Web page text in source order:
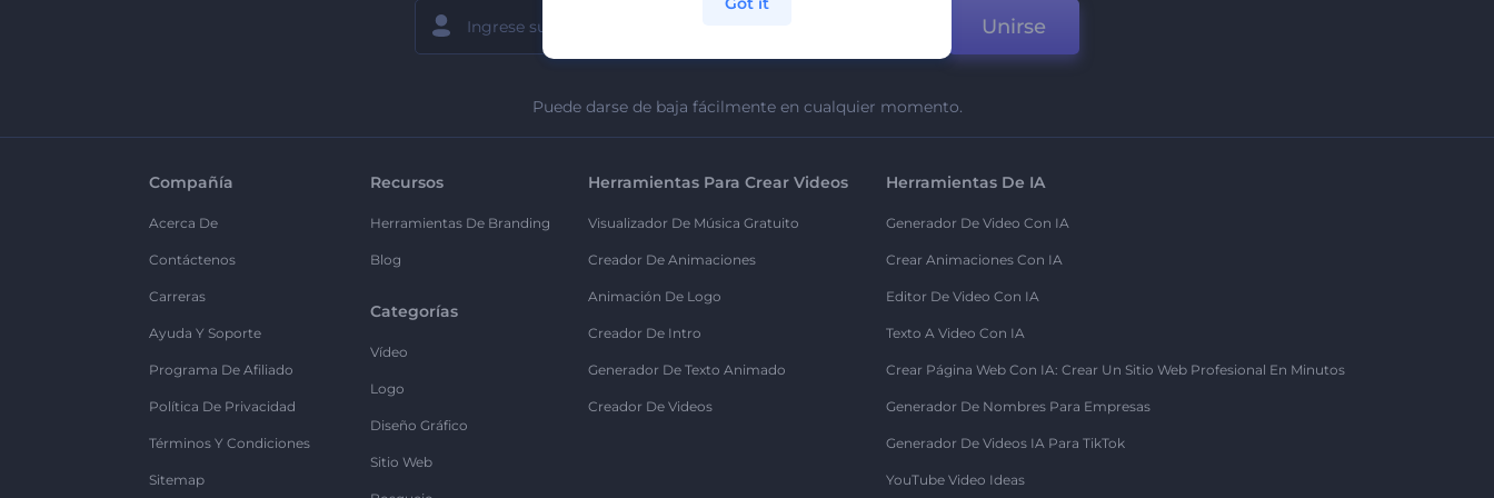
Unirse
Puede darse de baja fácilmente en cualquier momento.
Compañía
Acerca De
Contáctenos
Carreras
Ayuda Y Soporte
Programa De Afiliado
Política De Privacidad
Términos Y Condiciones
Sitemap
Recursos
Herramientas De Branding
Blog
Categorías
Vídeo
Logo
Diseño Gráfico
Sitio Web
Herramientas Para Crear Videos
Visualizador De Música Gratuito
Creador De Animaciones
Animación De Logo
Creador De Intro
Generador De Texto Animado
Creador De Videos
Herramientas De IA
Generador De Video Con IA
Crear Animaciones Con IA
Editor De Video Con IA
Texto A Video Con IA
Crear Página Web Con IA: Crear Un Sitio Web Profesional En Minutos
Generador De Nombres Para Empresas
Generador De Videos IA Para TikTok
YouTube Video Ideas